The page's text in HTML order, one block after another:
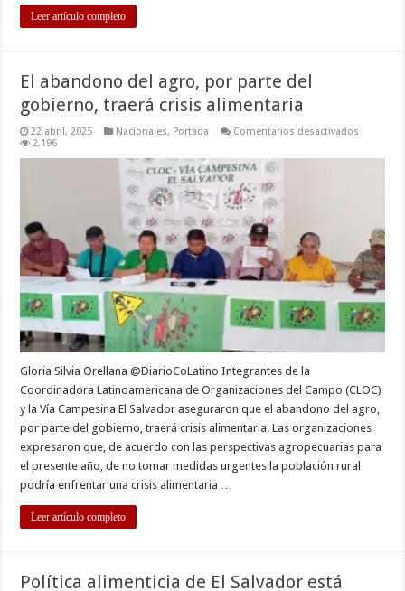
Leer artículo completo
El abandono del agro, por parte del
gobierno, traerá crisis alimentaria
22 abril, 2025 Nacionales, Portada Comentarios desactivados
traerá
crisis
2,196
Gloria Silvia Orellana @DiarioCoLatino Integrantes de la
Coordinadora Latinoamericana de Organizaciones del Campo (CLOC)
y la Vía Campesina El Salvador aseguraron que el abandono del agro,
por parte del gobierno, traerá crisis alimentaria. Las organizaciones
expresaron que, de acuerdo con las perspectivas agropecuarias para
el presente año, de no tomar medidas urgentes la población rural
podría enfrentar una crisis alimentaria …
Leer artículo completo
Política alimenticia de El Salvador está